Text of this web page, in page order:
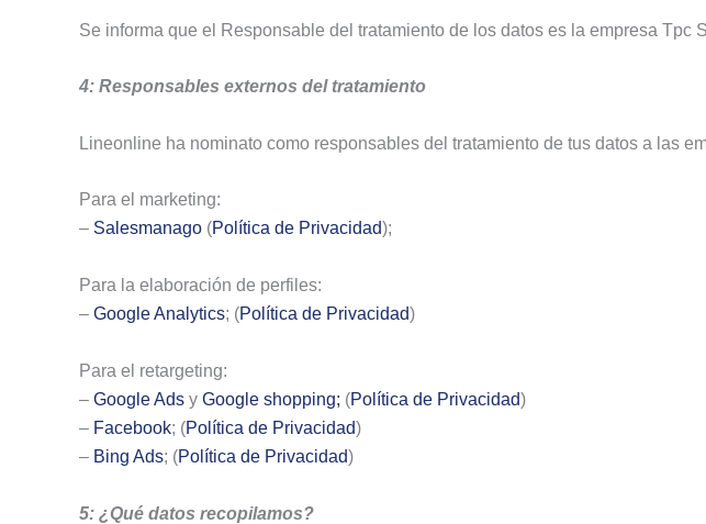
Se informa que el Responsable del tratamiento de los datos es la empresa Tpc
4: Responsables externos del tratamiento
Lineonline ha nominato como responsables del tratamiento de tus datos a las
Para el marketing:
– Salesmanago (Política de Privacidad);
Para la elaboración de perfiles:
– Google Analytics; (Política de Privacidad)
Para el retargeting:
– Google Ads y Google shopping; (Política de Privacidad)
– Facebook; (Política de Privacidad)
– Bing Ads; (Política de Privacidad)
5: ¿Qué datos recopilamos?